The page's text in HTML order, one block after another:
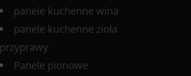
panele kuchenne wina
panele kuchenne zioła
przyprawy
Panele pionowe